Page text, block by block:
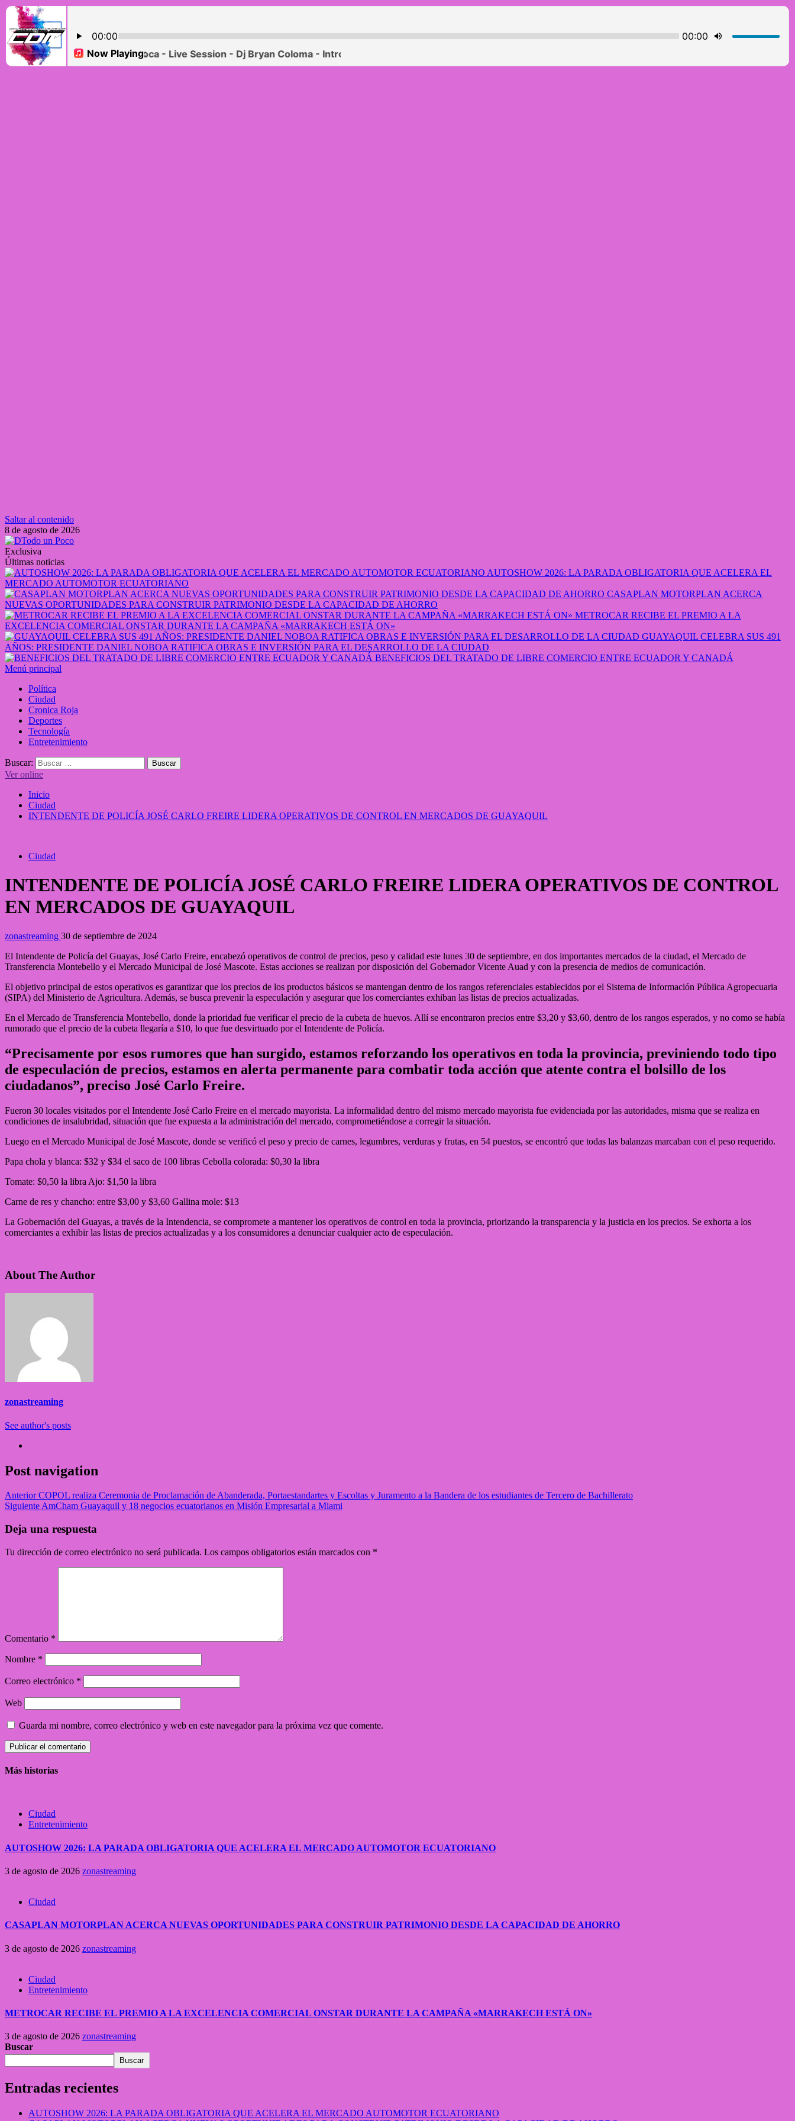
Saltar al contenido
8 de agosto de 2026
Exclusiva
Últimas noticias
AUTOSHOW 2026: LA PARADA OBLIGATORIA QUE ACELERA EL
MERCADO AUTOMOTOR ECUATORIANO
CASAPLAN MOTORPLAN ACERCA
NUEVAS OPORTUNIDADES PARA CONSTRUIR PATRIMONIO DESDE LA CAPACIDAD DE AHORRO
METROCAR RECIBE EL PREMIO A LA
EXCELENCIA COMERCIAL ONSTAR DURANTE LA CAMPAÑA «MARRAKECH ESTÁ ON»
GUAYAQUIL CELEBRA SUS 491
AÑOS: PRESIDENTE DANIEL NOBOA RATIFICA OBRAS E INVERSIÓN PARA EL DESARROLLO DE LA CIUDAD
BENEFICIOS DEL TRATADO DE LIBRE COMERCIO ENTRE ECUADOR Y CANADÁ
Menú principal
Política
Ciudad
Cronica Roja
Deportes
Tecnología
Entretenimiento
Buscar:
Ver online
Inicio
Ciudad
INTENDENTE DE POLICÍA JOSÉ CARLO FREIRE LIDERA OPERATIVOS DE CONTROL EN MERCADOS DE GUAYAQUIL
Ciudad
INTENDENTE DE POLICÍA JOSÉ CARLO FREIRE LIDERA OPERATIVOS DE CONTROL
EN MERCADOS DE GUAYAQUIL
zonastreaming 30 de septiembre de 2024
El Intendente de Policía del Guayas, José Carlo Freire, encabezó operativos de control de precios, peso y calidad este lunes 30 de septiembre, en dos importantes mercados de la ciudad, el Mercado de
Transferencia Montebello y el Mercado Municipal de José Mascote. Estas acciones se realizan por disposición del Gobernador Vicente Auad y con la presencia de medios de comunicación.
El objetivo principal de estos operativos es garantizar que los precios de los productos básicos se mantengan dentro de los rangos referenciales establecidos por el Sistema de Información Pública Agropecuaria
(SIPA) del Ministerio de Agricultura. Además, se busca prevenir la especulación y asegurar que los comerciantes exhiban las listas de precios actualizadas.
En el Mercado de Transferencia Montebello, donde la prioridad fue verificar el precio de la cubeta de huevos. Allí se encontraron precios entre $3,20 y $3,60, dentro de los rangos esperados, y no como se había
rumorado que el precio de la cubeta llegaría a $10, lo que fue desvirtuado por el Intendente de Policía.
“Precisamente por esos rumores que han surgido, estamos reforzando los operativos en toda la provincia, previniendo todo tipo
de especulación de precios, estamos en alerta permanente para combatir toda acción que atente contra el bolsillo de los
ciudadanos”, preciso José Carlo Freire.
Fueron 30 locales visitados por el Intendente José Carlo Freire en el mercado mayorista. La informalidad dentro del mismo mercado mayorista fue evidenciada por las autoridades, misma que se realiza en
condiciones de insalubridad, situación que fue expuesta a la administración del mercado, comprometiéndose a corregir la situación.
Luego en el Mercado Municipal de José Mascote, donde se verificó el peso y precio de carnes, legumbres, verduras y frutas, en 54 puestos, se encontró que todas las balanzas marcaban con el peso requerido.
Papa chola y blanca: $32 y $34 el saco de 100 libras Cebolla colorada: $0,30 la libra
Tomate: $0,50 la libra Ajo: $1,50 la libra
Carne de res y chancho: entre $3,00 y $3,60 Gallina mole: $13
La Gobernación del Guayas, a través de la Intendencia, se compromete a mantener los operativos de control en toda la provincia, priorizando la transparencia y la justicia en los precios. Se exhorta a los
comerciantes a exhibir las listas de precios actualizadas y a los consumidores a denunciar cualquier acto de especulación.
About The Author
zonastreaming
See author's posts
Post navigation
AnteriorCOPOL realiza Ceremonia de Proclamación de Abanderada, Portaestandartes y Escoltas y Juramento a la Bandera de los estudiantes de Tercero de Bachillerato
SiguienteAmCham Guayaquil y 18 negocios ecuatorianos en Misión Empresarial a Miami
Deja una respuesta
Tu dirección de correo electrónico no será publicada. Los campos obligatorios están marcados con *
Comentario *
Nombre *
Correo electrónico *
Web
Guarda mi nombre, correo electrónico y web en este navegador para la próxima vez que comente.
Más historias
Ciudad
Entretenimiento
AUTOSHOW 2026: LA PARADA OBLIGATORIA QUE ACELERA EL MERCADO AUTOMOTOR ECUATORIANO
3 de agosto de 2026 zonastreaming
Ciudad
CASAPLAN MOTORPLAN ACERCA NUEVAS OPORTUNIDADES PARA CONSTRUIR PATRIMONIO DESDE LA CAPACIDAD DE AHORRO
3 de agosto de 2026 zonastreaming
Ciudad
Entretenimiento
METROCAR RECIBE EL PREMIO A LA EXCELENCIA COMERCIAL ONSTAR DURANTE LA CAMPAÑA «MARRAKECH ESTÁ ON»
3 de agosto de 2026 zonastreaming
Buscar
Buscar
Entradas recientes
AUTOSHOW 2026: LA PARADA OBLIGATORIA QUE ACELERA EL MERCADO AUTOMOTOR ECUATORIANO